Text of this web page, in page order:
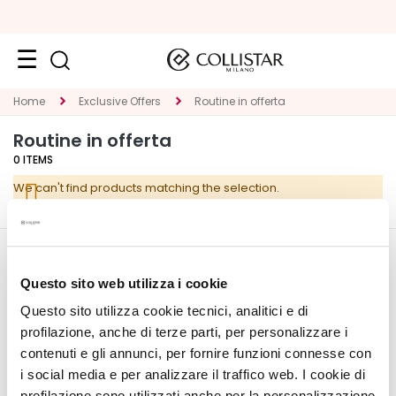
Questo sito web utilizza i cookie
Questo sito utilizza cookie tecnici, analitici e di
profilazione, anche di terze parti, per personalizzare i
contenuti e gli annunci, per fornire funzioni connesse con
i social media e per analizzare il traffico web. I cookie di
Face
C
A
T
E
G
Y
S
p
e
c
Home Exclusive Offers Routine in offerta
Routine in offerta
0 ITEMS
We can't find products matching the selection.
Contact
Accessibility Statement
Address Book
My Orders
My Wishlist
My Returns